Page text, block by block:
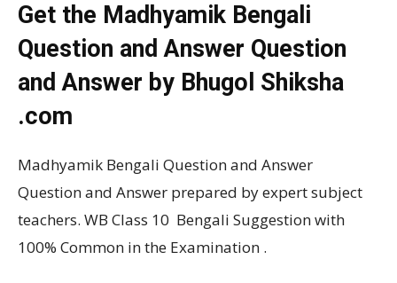
Get the Madhyamik Bengali
Question and Answer Question
and Answer by Bhugol Shiksha
.com
Madhyamik Bengali Question and Answer
Question and Answer prepared by expert subject
teachers. WB Class 10 Bengali Suggestion with
100% Common in the Examination .